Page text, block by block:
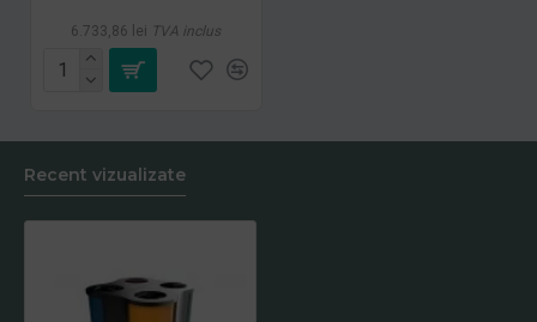
6.733,86 lei TVA inclus
Recent vizualizate